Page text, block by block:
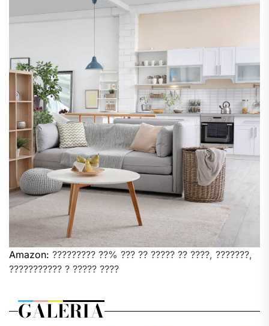
Amazon: ????????? ??% ??? ?? ????? ?? ????, ???????,
??????????? ? ????? ????
GALERIA